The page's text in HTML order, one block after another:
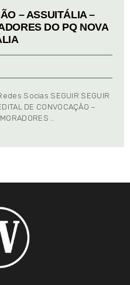
– ASSUITÁLIA –
DO PQ NOVA
Socias SEGUIR SEGUIR
DE CONVOCAÇÃO –
…